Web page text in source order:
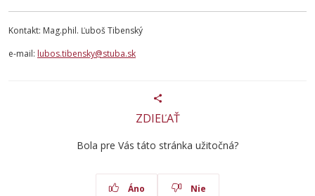
Kontakt: Mag.phil. Ľuboš Tibenský
e-mail: lubos.tibensky@stuba.sk
ZDIEĽAŤ
Bola pre Vás táto stránka užitočná?
Áno Nie